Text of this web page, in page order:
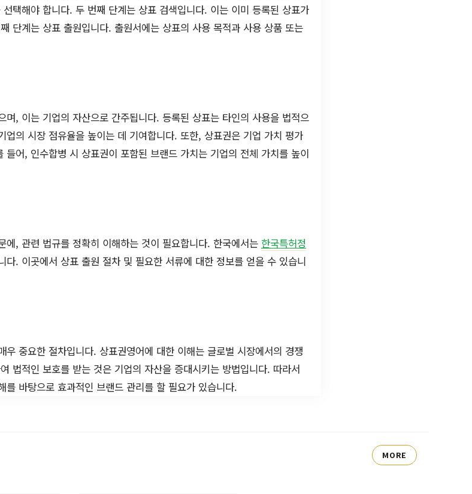
택해야 합니다. 두 번째 단계는 상표 검색입니다. 이는 이미 등록된 상표가
단계는 상표 출원입니다. 출원서에는 상표의 사용 목적과 사용 상품 또는
며, 이는 기업의 자산으로 간주됩니다. 등록된 상표는 타인의 사용을 법적으
의 시장 점유율을 높이는 데 기여합니다. 또한, 상표권은 기업 가치 평가
어, 인수합병 시 상표권이 포함된 브랜드 가치는 기업의 전체 가치를 높이
에, 관련 법규를 정확히 이해하는 것이 필요합니다. 한국에서는 한국특허정
다. 이곳에서 상표 출원 절차 및 필요한 서류에 대한 정보를 얻을 수 있습니
우 중요한 절차입니다. 상표권영어에 대한 이해는 글로벌 시장에서의 경쟁
법적인 보호를 받는 것은 기업의 자산을 증대시키는 방법입니다. 따라서
를 바탕으로 효과적인 브랜드 관리를 할 필요가 있습니다.
MORE